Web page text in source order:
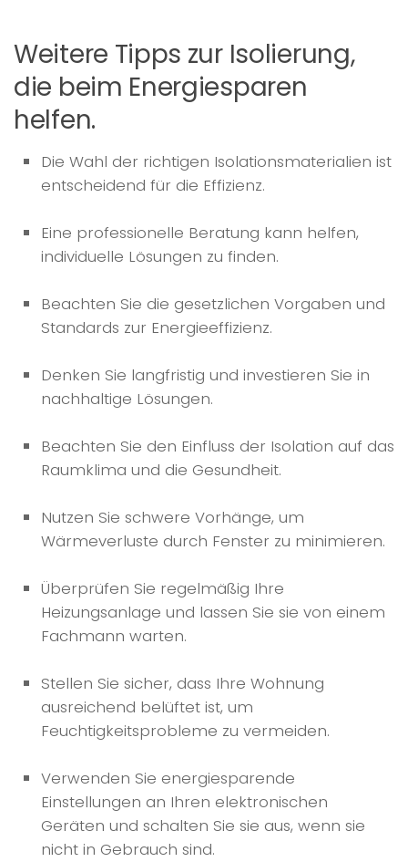
Weitere Tipps zur Isolierung,
die beim Energiesparen
helfen.
Die Wahl der richtigen Isolationsmaterialien ist
entscheidend für die Effizienz.
Eine professionelle Beratung kann helfen,
individuelle Lösungen zu finden.
Beachten Sie die gesetzlichen Vorgaben und
Standards zur Energieeffizienz.
Denken Sie langfristig und investieren Sie in
nachhaltige Lösungen.
Beachten Sie den Einfluss der Isolation auf das
Raumklima und die Gesundheit.
Nutzen Sie schwere Vorhänge, um
Wärmeverluste durch Fenster zu minimieren.
Überprüfen Sie regelmäßig Ihre
Heizungsanlage und lassen Sie sie von einem
Fachmann warten.
Stellen Sie sicher, dass Ihre Wohnung
ausreichend belüftet ist, um
Feuchtigkeitsprobleme zu vermeiden.
Verwenden Sie energiesparende
Einstellungen an Ihren elektronischen
Geräten und schalten Sie sie aus, wenn sie
nicht in Gebrauch sind.